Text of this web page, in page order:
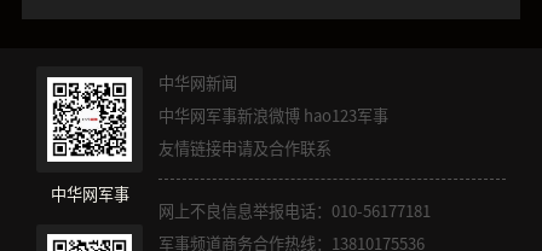
中华网军事
中华网新闻
中华网军事新浪微博 hao123军事
友情链接申请及合作联系
网上不良信息举报电话：010-56177181
军事频道商务合作热线：13810175536